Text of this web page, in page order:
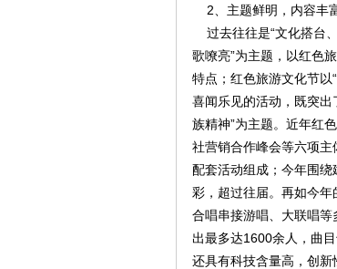
2、主题鲜明，内容丰
过去往往是“文化搭台
歌嘹亮”为主题，以红色
特点；红色旅游文化节以
喜闻乐见的活动，既突
族精神”为主题。近年红
社营销合作峰会等六项
配套活动组成；今年围
彩，超过往届。再如今
合唱串接游唱、大联唱
出最多达1600余人，曲
还具有科技含量高，创新